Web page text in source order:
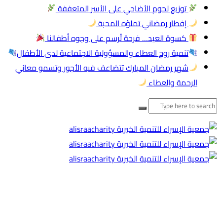
توزيع لحوم الأضاحي على الأسر المتعففة
إفطار رمضاني تملؤه المحبة
كسوة العيد… فرحة تُرسم على وجوه أطفالنا
تنمية روح العطاء والمسؤولية الاجتماعية لدى الأطفال
شهر رمضان المبارك تتضاعف فيه الأجور وتسمو معاني
الرحمة والعطاء
البحث
عن: